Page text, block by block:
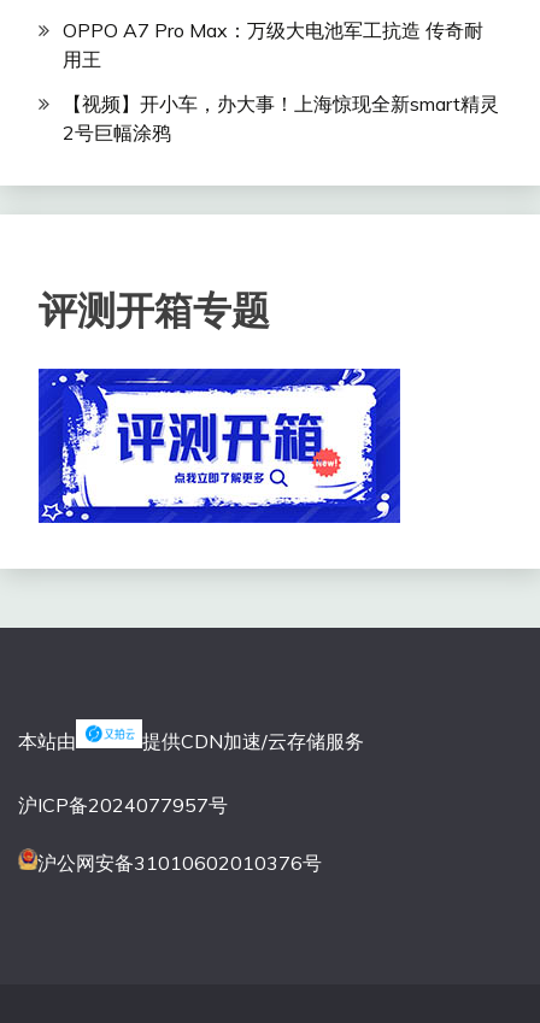
OPPO A7 Pro Max：万级大电池军工抗造 传奇耐
用王
【视频】开小车，办大事！上海惊现全新smart精灵
2号巨幅涂鸦
评测开箱专题
本站由 提供CDN加速/云存储服务
沪ICP备2024077957号
沪公网安备31010602010376号